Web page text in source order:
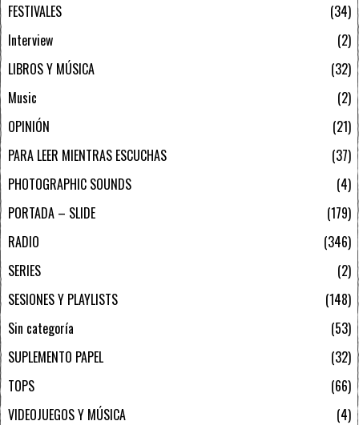
FESTIVALES
34
Interview
2
LIBROS Y MÚSICA
32
Music
2
OPINIÓN
21
PARA LEER MIENTRAS ESCUCHAS
37
PHOTOGRAPHIC SOUNDS
4
PORTADA – SLIDE
179
RADIO
346
SERIES
2
SESIONES Y PLAYLISTS
148
Sin categoría
53
SUPLEMENTO PAPEL
32
TOPS
66
VIDEOJUEGOS Y MÚSICA
4